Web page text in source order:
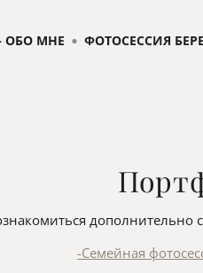
ОБО МНЕ ФОТОСЕССИЯ
-Семейная